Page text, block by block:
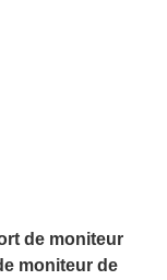
de moniteur
moniteur de